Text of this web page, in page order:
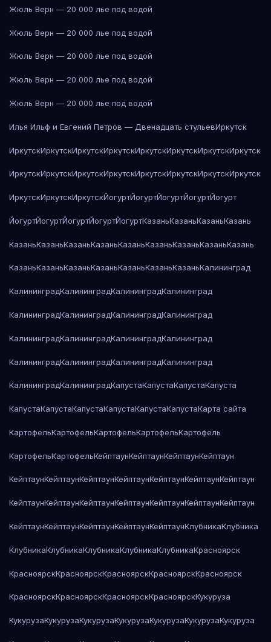
Жюль Верн — 20 000 лье под водой
Жюль Верн — 20 000 лье под водой
Жюль Верн — 20 000 лье под водой
Жюль Верн — 20 000 лье под водой
Жюль Верн — 20 000 лье под водой
Илья Ильф и Евгений Петров — Двенадцать стульевИркутск
ИркутскИркутскИркутскИркутскИркутскИркутскИркутскИркутск
ИркутскИркутскИркутскИркутскИркутскИркутскИркутскИркутск
ИркутскИркутскИркутскЙогуртЙогуртЙогуртЙогуртЙогурт
ЙогуртЙогуртЙогуртЙогуртЙогуртКазаньКазаньКазаньКазань
КазаньКазаньКазаньКазаньКазаньКазаньКазаньКазаньКазань
КазаньКазаньКазаньКазаньКазаньКазаньКазаньКалининград
КалининградКалининградКалининградКалининград
КалининградКалининградКалининградКалининград
КалининградКалининградКалининградКалининград
КалининградКалининградКалининградКалининград
КалининградКалининградКапустаКапустаКапустаКапуста
КапустаКапустаКапустаКапустаКапустаКапустаКарта сайта
КартофельКартофельКартофельКартофельКартофель
КартофельКартофельКейптаунКейптаунКейптаунКейптаун
КейптаунКейптаунКейптаунКейптаунКейптаунКейптаунКейптаун
КейптаунКейптаунКейптаунКейптаунКейптаунКейптаунКейптаун
КейптаунКейптаунКейптаунКейптаунКейптаунКлубникаКлубника
КлубникаКлубникаКлубникаКлубникаКлубникаКрасноярск
КрасноярскКрасноярскКрасноярскКрасноярскКрасноярск
КрасноярскКрасноярскКрасноярскКрасноярскКукуруза
КукурузаКукурузаКукурузаКукурузаКукурузаКукурузаКукуруза